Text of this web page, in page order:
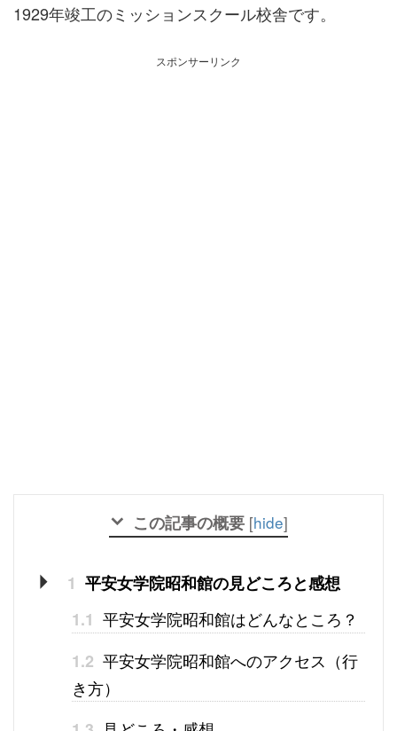
1929年竣工のミッションスクール校舎です。
スポンサーリンク
この記事の概要 [hide]
1 平安女学院昭和館の見どころと感想
1.1 平安女学院昭和館はどんなところ？
1.2 平安女学院昭和館へのアクセス（行
き方）